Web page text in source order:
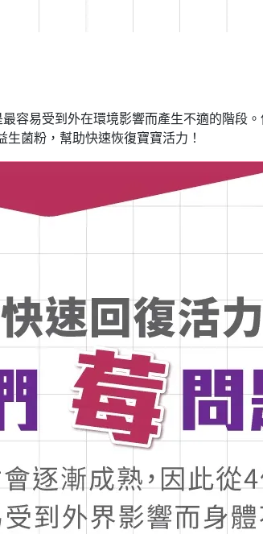
容易受到外在環境影響而產生不適的階段
生菌粉，幫助快速恢復寶寶活力！